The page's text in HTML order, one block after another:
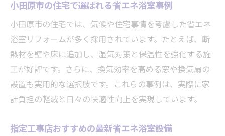
小田原市の住宅で選ばれる省エネ浴室事例
小田原市の住宅では、気候や住宅事情を考慮した省エネ
浴室リフォームが多く採用されています。たとえば、断
熱材を壁や床に追加し、湿気対策と保温性を強化する施
工が好評です。さらに、換気効率を高める窓や換気扇の
設置も実用的な選択肢です。これらの事例は、実際に家
計負担の軽減と日々の快適性向上を実現しています。
指定工事店おすすめの最新省エネ浴室設備